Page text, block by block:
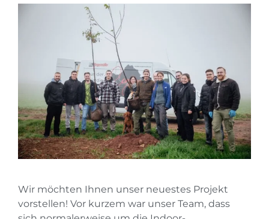
Wir möchten Ihnen unser neuestes Projekt
vorstellen! Vor kurzem war unser Team, dass